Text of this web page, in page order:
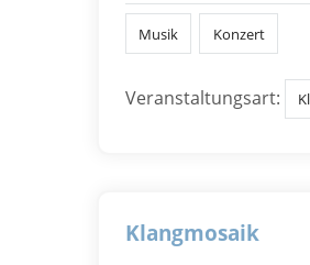
Musik Konzert
Veranstaltungsart:
Klangmosaik